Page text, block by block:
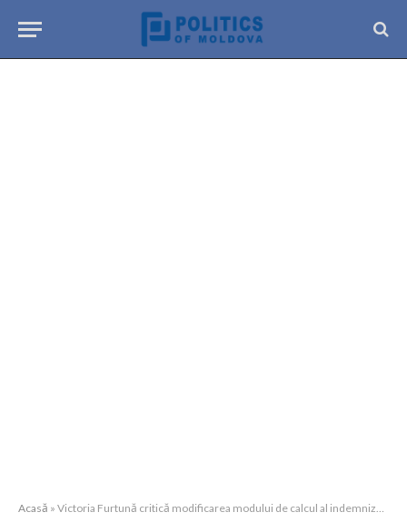
Acasă » Victoria Furtună critică modificarea modului de calcul al indemnizației de maternitate propusă pentru 2027